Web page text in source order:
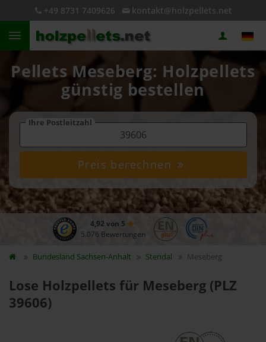
+49 8731 7409626 kontakt@holzpellets.net
Pellets Meseberg: Holzpellets
günstig bestellen
Ihre Postleitzahl
Preis berechnen
4,92 von 5
5.076 Bewertungen
Bundesland Sachsen-Anhalt Stendal Meseberg
Lose Holzpellets für Meseberg (PLZ
39606)